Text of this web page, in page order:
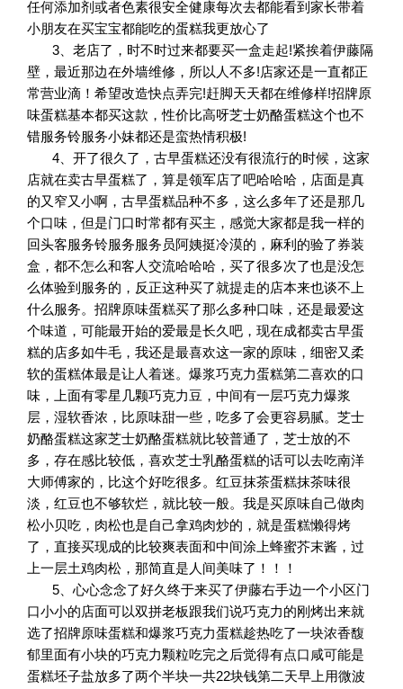
任何添加剂或者色素很安全健康每次去都能看到家长带着
小朋友在买宝宝都能吃的蛋糕我更放心了
3、老店了，时不时过来都要买一盒走起!紧挨着伊藤隔
壁，最近那边在外墙维修，所以人不多!店家还是一直都正
常营业滴！希望改造快点弄完!赶脚天天都在维修样!招牌原
味蛋糕基本都买这款，性价比高呀芝士奶酪蛋糕这个也不
错服务铃服务小妹都还是蛮热情积极!
4、开了很久了，古早蛋糕还没有很流行的时候，这家
店就在卖古早蛋糕了，算是领军店了吧哈哈哈，店面是真
的又窄又小啊，古早蛋糕品种不多，这么多年了还是那几
个口味，但是门口时常都有买主，感觉大家都是我一样的
回头客服务铃服务服务员阿姨挺冷漠的，麻利的验了券装
盒，都不怎么和客人交流哈哈哈，买了很多次了也是没怎
么体验到服务的，反正这种买了就提走的店本来也谈不上
什么服务。招牌原味蛋糕买了那么多种口味，还是最爱这
个味道，可能最开始的爱最是长久吧，现在成都卖古早蛋
糕的店多如牛毛，我还是最喜欢这一家的原味，细密又柔
软的蛋糕体最是让人着迷。爆浆巧克力蛋糕第二喜欢的口
味，上面有零星几颗巧克力豆，中间有一层巧克力爆浆
层，湿软香浓，比原味甜一些，吃多了会更容易腻。芝士
奶酪蛋糕这家芝士奶酪蛋糕就比较普通了，芝士放的不
多，存在感比较低，喜欢芝士乳酪蛋糕的话可以去吃南洋
大师傅家的，比这个好吃很多。红豆抹茶蛋糕抹茶味很
淡，红豆也不够软烂，就比较一般。我是买原味自己做肉
松小贝吃，肉松也是自己拿鸡肉炒的，就是蛋糕懒得烤
了，直接买现成的比较爽表面和中间涂上蜂蜜芥末酱，过
上一层土鸡肉松，那简直是人间美味了！！！
5、 心心念念了好久终于来买了伊藤右手边一个小区门
口小小的店面可以双拼老板跟我们说巧克力的刚烤出来就
选了招牌原味蛋糕和爆浆巧克力蛋糕趁热吃了一块浓香馥
郁里面有小块的巧克力颗粒吃完之后觉得有点口咸可能是
蛋糕坯子盐放多了两个半块一共22块钱第二天早上用微波